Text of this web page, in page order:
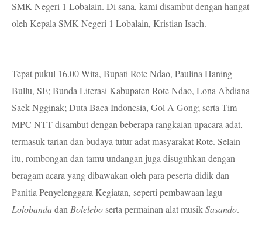
SMK Negeri 1 Lobalain. Di sana, kami disambut dengan hangat
oleh Kepala SMK Negeri 1 Lobalain, Kristian Isach.
Tepat pukul 16.00 Wita, Bupati Rote Ndao, Paulina Haning-
Bullu, SE; Bunda Literasi Kabupaten Rote Ndao, Lona Abdiana
Saek Ngginak; Duta Baca Indonesia, Gol A Gong; serta Tim
MPC NTT disambut dengan beberapa rangkaian upacara adat,
termasuk tarian dan budaya tutur adat masyarakat Rote. Selain
itu, rombongan dan tamu undangan juga disuguhkan dengan
beragam acara yang dibawakan oleh para peserta didik dan
Panitia Penyelenggara Kegiatan, seperti pembawaan lagu
LolobandadanBoleleboserta permainan alat musikSasando.